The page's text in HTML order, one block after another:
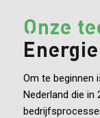
Onze
Om te beginnen
Nederland die